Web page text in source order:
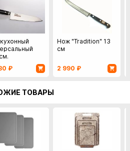
₽
Нож "Tradition" 13
см
2 990 ₽
ТОВАРЫ